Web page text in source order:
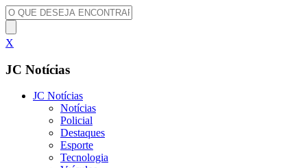
X
JC Notícias
JC Notícias
Notícias
Policial
Destaques
Esporte
Tecnologia